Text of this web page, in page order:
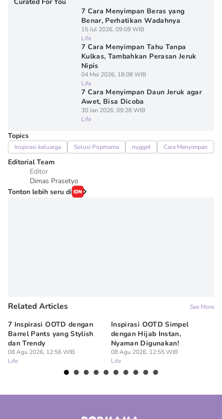
7 Cara Menyimpan Beras yang
Benar, Perhatikan Wadahnya
15 Jul 2026, 09:08 WIB
Life
7 Cara Menyimpan Tahu Tanpa
Kulkas, Tambahkan Perasan Jeruk
Nipis
04 Mei 2026, 18:08 WIB
Life
7 Cara Menyimpan Daun Jeruk agar
Awet, Bisa Dicoba
30 Jan 2026, 09:28 WIB
Life
Topics
Inspirasi keluarga Solusi Popmama nugget Cara Menyimpan
Editorial Team
Editor
Dimas Prasetyo
Tonton lebih seru di
Related Articles See More
7 Inspirasi OOTD dengan
Barrel Pants yang Stylish
dan Trendy
08 Agu 2026, 12:56 WIB
Life
Inspirasi OOTD Simpel
dengan Hijab Instan,
Nyaman Digunakan!
08 Agu 2026, 12:55 WIB
Life